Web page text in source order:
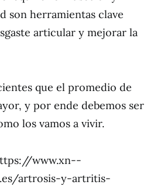
son herramientas clave
articular y mejorar la
que el promedio de
y por ende debemos ser
los vamos a vivir.
www.xn--
artrosis-y-artritis-